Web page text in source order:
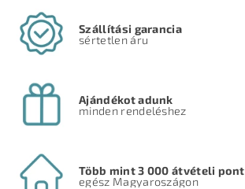
Szállítási garancia
sértetlen áru
Ajándékot adunk
minden rendeléshez
Több mint 3 000 átvételi pont
egész Magyaroszágon